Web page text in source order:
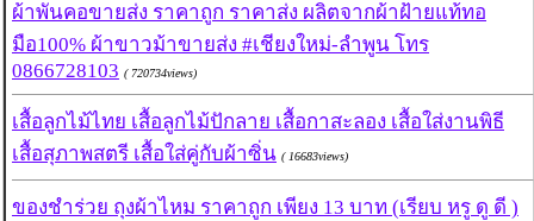
ผ้าพันคอขายส่ง ราคาถูก ราคาส่ง ผลิตจากผ้าฝ้ายแท้ทอ
มือ100% ผ้าขาวม้าขายส่ง #เชียงใหม่-ลำพูน โทร
0866728103 ( 720734views)
เสื้อลูกไม้ไทย เสื้อลูกไม้ปักลาย เสื้อกาสะลอง เสื้อใส่งานพิธี
เสื้อสุภาพสตรี เสื้อใส่คู่กับผ้าซิ่น ( 16683views)
ของชำร่วย ถุงผ้าไหม ราคาถูก เพียง 13 บาท (เรียบ หรู ดู ดี )